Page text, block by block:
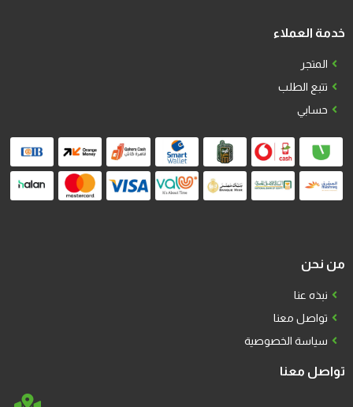
خدمة العملاء
المتجر
تتبع الطلب
حسابي
من نحن
نبذه عنا
تواصل معنا
سياسة الخصوصية
تواصل معنا